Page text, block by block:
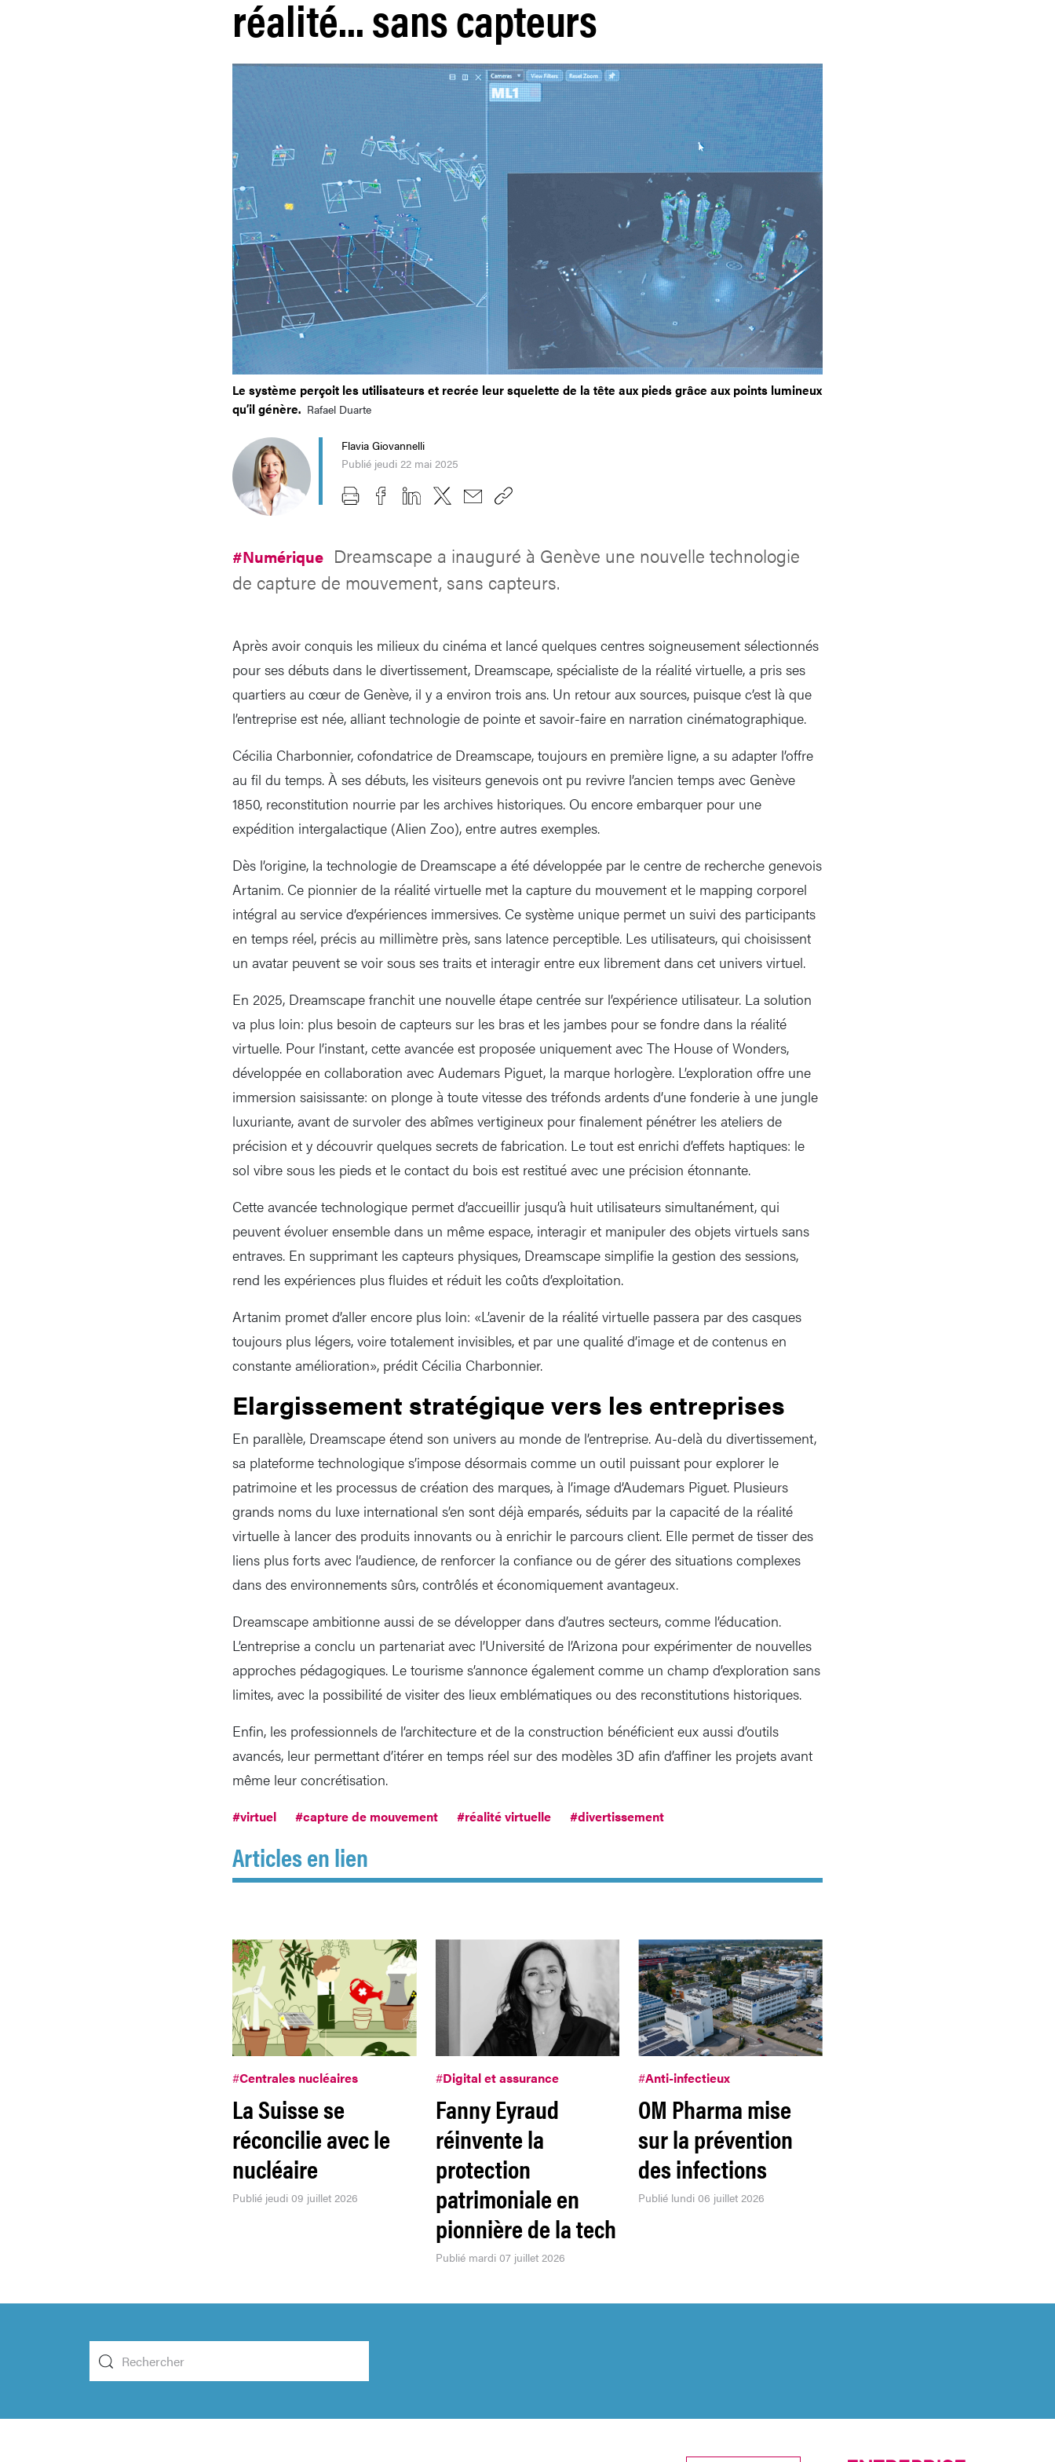
réalité... sans capteurs
Le système perçoit les utilisateurs et recrée leur squelette de la tête aux pieds grâce aux points lumineux
qu’il génère. Rafael Duarte
Flavia Giovannelli
Publié jeudi 22 mai 2025
#Numérique Dreamscape a inauguré à Genève une nouvelle technologie
de capture de mouvement, sans capteurs.
Après avoir conquis les milieux du cinéma et lancé quelques centres soigneusement sélectionnés
pour ses débuts dans le divertissement, Dreamscape, spécialiste de la réalité virtuelle, a pris ses
quartiers au cœur de Genève, il y a environ trois ans. Un retour aux sources, puisque c’est là que
l’entreprise est née, alliant technologie de pointe et savoir-faire en narration cinématographique.
Cécilia Charbonnier, cofondatrice de Dreamscape, toujours en première ligne, a su adapter l’offre
au fil du temps. À ses débuts, les visiteurs genevois ont pu revivre l’ancien temps avec Genève
1850, reconstitution nourrie par les archives historiques. Ou encore embarquer pour une
expédition intergalactique (Alien Zoo), entre autres exemples.
Dès l’origine, la technologie de Dreamscape a été développée par le centre de recherche genevois
Artanim. Ce pionnier de la réalité virtuelle met la capture du mouvement et le mapping corporel
intégral au service d’expériences immersives. Ce système unique permet un suivi des participants
en temps réel, précis au millimètre près, sans latence perceptible. Les utilisateurs, qui choisissent
un avatar peuvent se voir sous ses traits et interagir entre eux librement dans cet univers virtuel.
En 2025, Dreamscape franchit une nouvelle étape centrée sur l’expérience utilisateur. La solution
va plus loin: plus besoin de capteurs sur les bras et les jambes pour se fondre dans la réalité
virtuelle. Pour l’instant, cette avancée est proposée uniquement avec The House of Wonders,
développée en collaboration avec Audemars Piguet, la marque horlogère. L’exploration offre une
immersion saisissante: on plonge à toute vitesse des tréfonds ardents d’une fonderie à une jungle
luxuriante, avant de survoler des abîmes vertigineux pour finalement pénétrer les ateliers de
précision et y découvrir quelques secrets de fabrication. Le tout est enrichi d’effets haptiques: le
sol vibre sous les pieds et le contact du bois est restitué avec une précision étonnante.
Cette avancée technologique permet d’accueillir jusqu’à huit utilisateurs simultanément, qui
peuvent évoluer ensemble dans un même espace, interagir et manipuler des objets virtuels sans
entraves. En supprimant les capteurs physiques, Dreamscape simplifie la gestion des sessions,
rend les expériences plus fluides et réduit les coûts d’exploitation.
Artanim promet d’aller encore plus loin: «L’avenir de la réalité virtuelle passera par des casques
toujours plus légers, voire totalement invisibles, et par une qualité d’image et de contenus en
constante amélioration», prédit Cécilia Charbonnier.
Elargissement stratégique vers les entreprises
En parallèle, Dreamscape étend son univers au monde de l’entreprise. Au-delà du divertissement,
sa plateforme technologique s’impose désormais comme un outil puissant pour explorer le
patrimoine et les processus de création des marques, à l’image d’Audemars Piguet. Plusieurs
grands noms du luxe international s’en sont déjà emparés, séduits par la capacité de la réalité
virtuelle à lancer des produits innovants ou à enrichir le parcours client. Elle permet de tisser des
liens plus forts avec l’audience, de renforcer la confiance ou de gérer des situations complexes
dans des environnements sûrs, contrôlés et économiquement avantageux.
Dreamscape ambitionne aussi de se développer dans d’autres secteurs, comme l’éducation.
L’entreprise a conclu un partenariat avec l’Université de l’Arizona pour expérimenter de nouvelles
approches pédagogiques. Le tourisme s’annonce également comme un champ d’exploration sans
limites, avec la possibilité de visiter des lieux emblématiques ou des reconstitutions historiques.
Enfin, les professionnels de l’architecture et de la construction bénéficient eux aussi d’outils
avancés, leur permettant d’itérer en temps réel sur des modèles 3D afin d’affiner les projets avant
même leur concrétisation.
#virtuel #capture de mouvement #réalité virtuelle #divertissement
Articles en lien
#Centrales nucléaires
La Suisse se
réconcilie avec le
nucléaire
Publié jeudi 09 juillet 2026
#Digital et assurance
Fanny Eyraud
réinvente la
protection
patrimoniale en
pionnière de la tech
Publié mardi 07 juillet 2026
#Anti-infectieux
OM Pharma mise
sur la prévention
des infections
Publié lundi 06 juillet 2026